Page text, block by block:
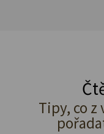
Tipy, co